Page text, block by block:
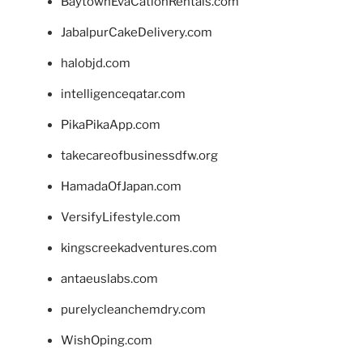
JabalpurCakeDelivery.com
halobjd.com
intelligenceqatar.com
PikaPikaApp.com
takecareofbusinessdfw.org
HamadaOfJapan.com
VersifyLifestyle.com
kingscreekadventures.com
antaeuslabs.com
purelycleanchemdry.com
WishOping.com